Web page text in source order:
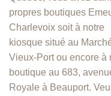
propres boutiques
Charlevoix soit à notre
kiosque situé au
Vieux-Port ou encore à
boutique au 683,
Royale à Beauport.